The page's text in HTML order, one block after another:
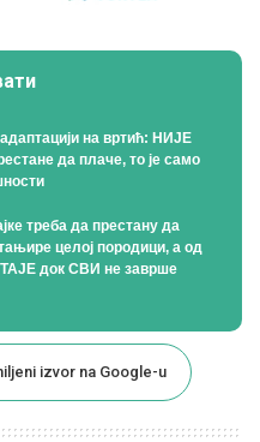
на вртић: НИЈЕ
да плаче, то је само
треба да престану да
целој породици, а од
док СВИ не заврше
izvor na Google-u